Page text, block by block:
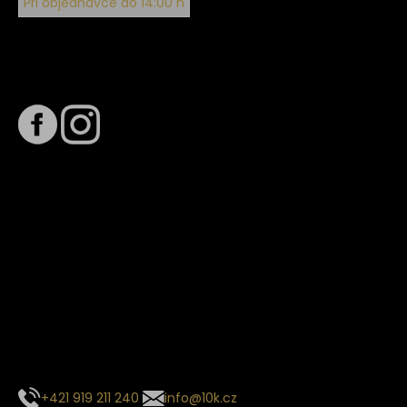
+421 919 211 240 info@10k.cz